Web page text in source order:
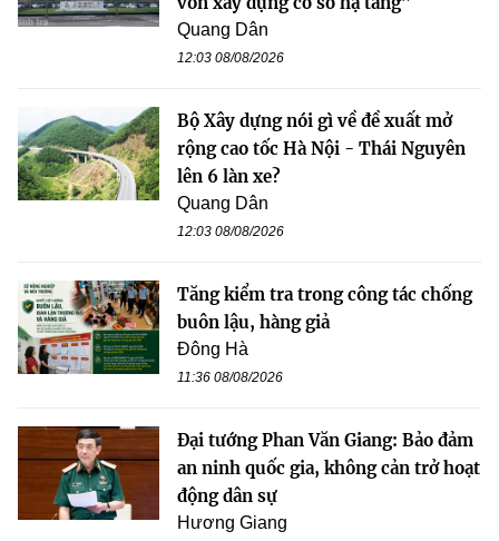
Quang Dân
12:03 08/08/2026
Bộ Xây dựng nói gì về đề xuất mở
rộng cao tốc Hà Nội - Thái Nguyên
lên 6 làn xe?
Quang Dân
12:03 08/08/2026
Tăng kiểm tra trong công tác chống
buôn lậu, hàng giả
Đông Hà
11:36 08/08/2026
Đại tướng Phan Văn Giang: Bảo đảm
an ninh quốc gia, không cản trở hoạt
động dân sự
Hương Giang